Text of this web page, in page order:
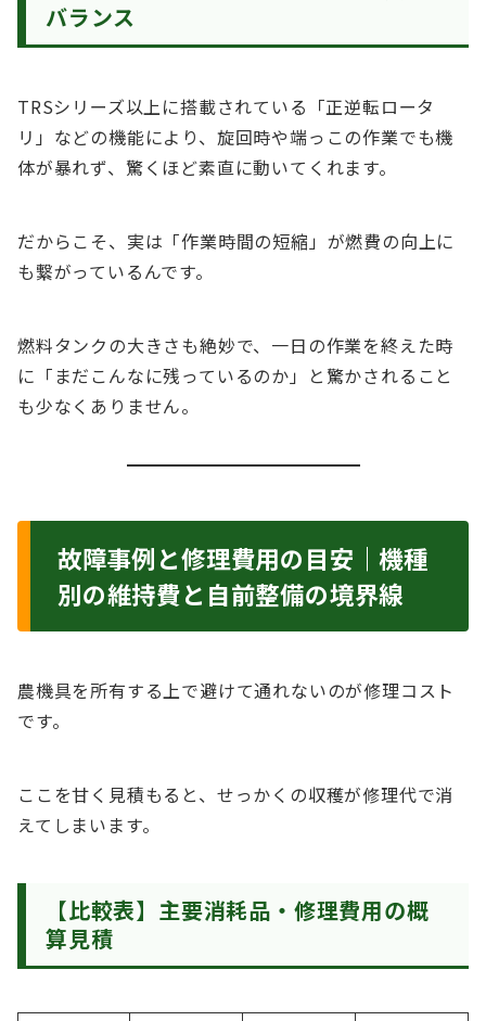
バランス
TRSシリーズ以上に搭載されている「正逆転ロータ
リ」などの機能により、旋回時や端っこの作業でも機
体が暴れず、驚くほど素直に動いてくれます。
だからこそ、実は「作業時間の短縮」が燃費の向上に
も繋がっているんです。
燃料タンクの大きさも絶妙で、一日の作業を終えた時
に「まだこんなに残っているのか」と驚かされること
も少なくありません。
故障事例と修理費用の目安｜機種
別の維持費と自前整備の境界線
農機具を所有する上で避けて通れないのが修理コスト
です。
ここを甘く見積もると、せっかくの収穫が修理代で消
えてしまいます。
【比較表】主要消耗品・修理費用の概
算見積